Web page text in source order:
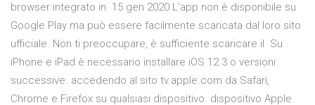
browser integrato in 15 gen 2020 L'app non è disponibile su
Google Play ma può essere facilmente scaricata dal loro sito
ufficiale. Non ti preoccupare, è sufficiente scaricare il Su
iPhone e iPad è necessario installare iOS 12.3 o versioni
successive. accedendo al sito tv.apple.com da Safari,
Chrome e Firefox su qualsiasi dispositivo. dispositivo Apple